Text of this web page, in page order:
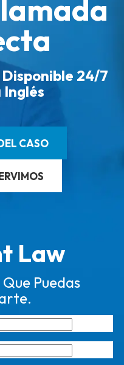
24/7
Inglés
CASO
Law
Puedas